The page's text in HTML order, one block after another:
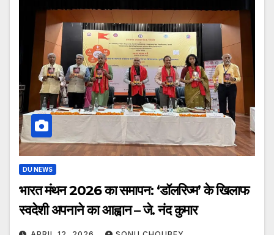
DU NEWS
भारत मंथन 2026 का समापन: ‘डॉलरिज्म’ के खिलाफ
स्वदेशी अपनाने का आह्वान – जे. नंद कुमार